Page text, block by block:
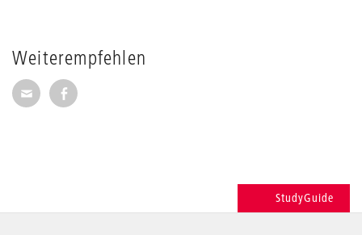
Weiterempfehlen
Seite per E-Mail weiterempfehlen
Seite auf Facebook weiterempfehlen
StudyGuide